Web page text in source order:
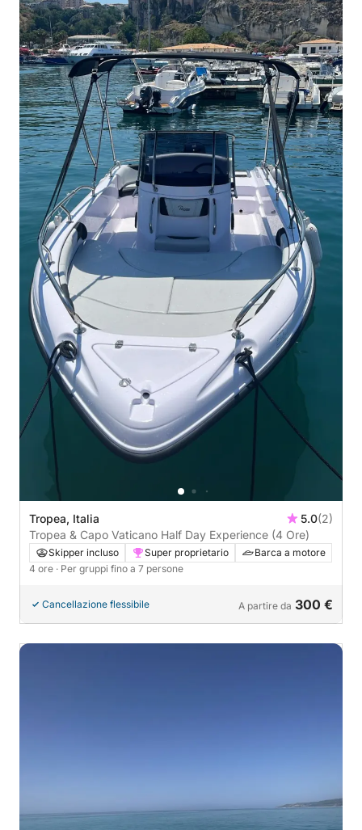
Tropea, Italia 5.0(2)
Tropea & Capo Vaticano Half Day Experience (4 Ore)
Skipper incluso Super proprietario
Barca a motore
4 ore · Per gruppi fino a 7 persone
Cancellazione flessibile A partire da 300 €